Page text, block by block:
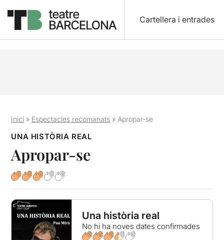
Cartellera i entrades
Inici » Espectacles recomanats » Apropar-se
UNA HISTÒRIA REAL
Apropar-se
Una història real
No hi ha noves dates confirmades